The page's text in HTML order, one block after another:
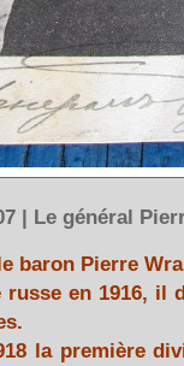
| Le général
baron Pierre
russe en 1916, il
la première